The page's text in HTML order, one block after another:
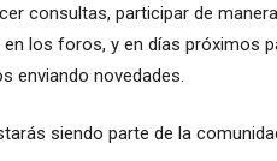
consultas, participar de
los foros, y en días próximos
enviando novedades.
siendo parte de la